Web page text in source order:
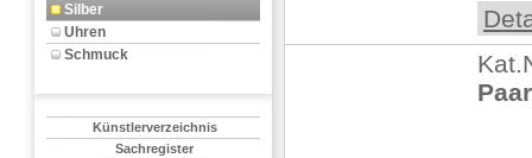
Silber
Uhren
Schmuck
Künstlerverzeichnis
Sachregister